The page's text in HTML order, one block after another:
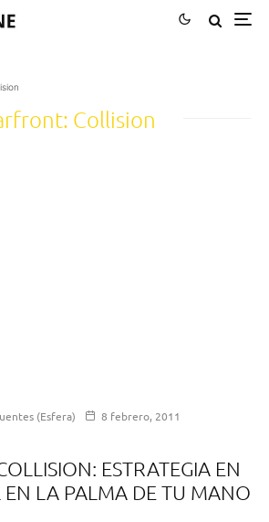
Collision
(Esfera)
8 febrero, 2011
ESTRATEGIA EN
EN LA PALMA DE TU MANO